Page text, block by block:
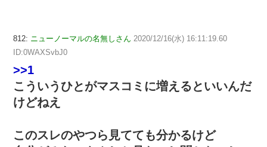
812: ニューノーマルの名無しさん 2020/12/16(水) 16:11:19.60
ID:0WAXSvbJ0
>>1
こういうひとがマスコミに増えるといいんだ
けどねえ
このスレのやつら見てても分かるけど